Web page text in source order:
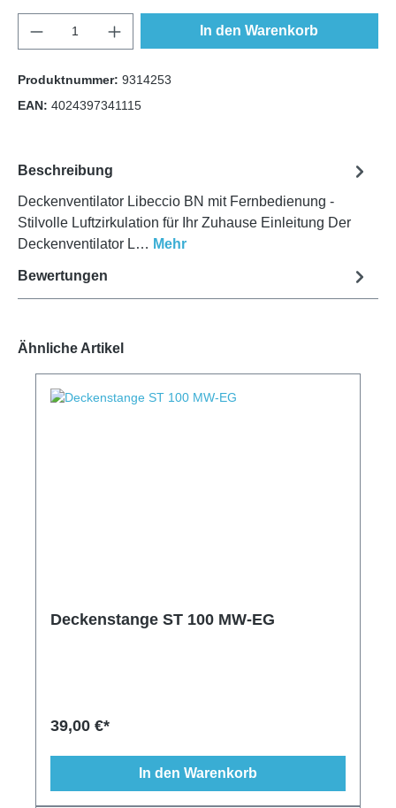
In den Warenkorb
Produktnummer: 9314253
EAN: 4024397341115
Beschreibung
Deckenventilator Libeccio BN mit Fernbedienung -
Stilvolle Luftzirkulation für Ihr Zuhause Einleitung Der
Deckenventilator L… Mehr
Bewertungen
Ähnliche Artikel
Deckenstange ST 100 MW-EG
39,00 €*
In den Warenkorb